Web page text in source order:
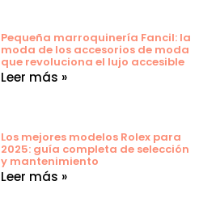
Pequeña marroquinería Fancil: la
moda de los accesorios de moda
que revoluciona el lujo accesible
Leer más »
Los mejores modelos Rolex para
2025: guía completa de selección
y mantenimiento
Leer más »